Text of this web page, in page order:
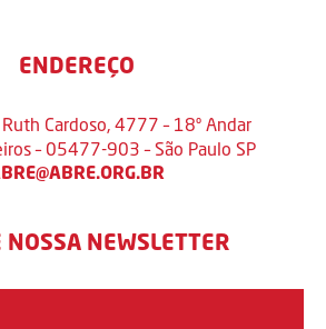
ENDEREÇO
Cardoso, 4777 – 18º Andar
– 05477-903 – São Paulo SP
NOSSA NEWSLETTER